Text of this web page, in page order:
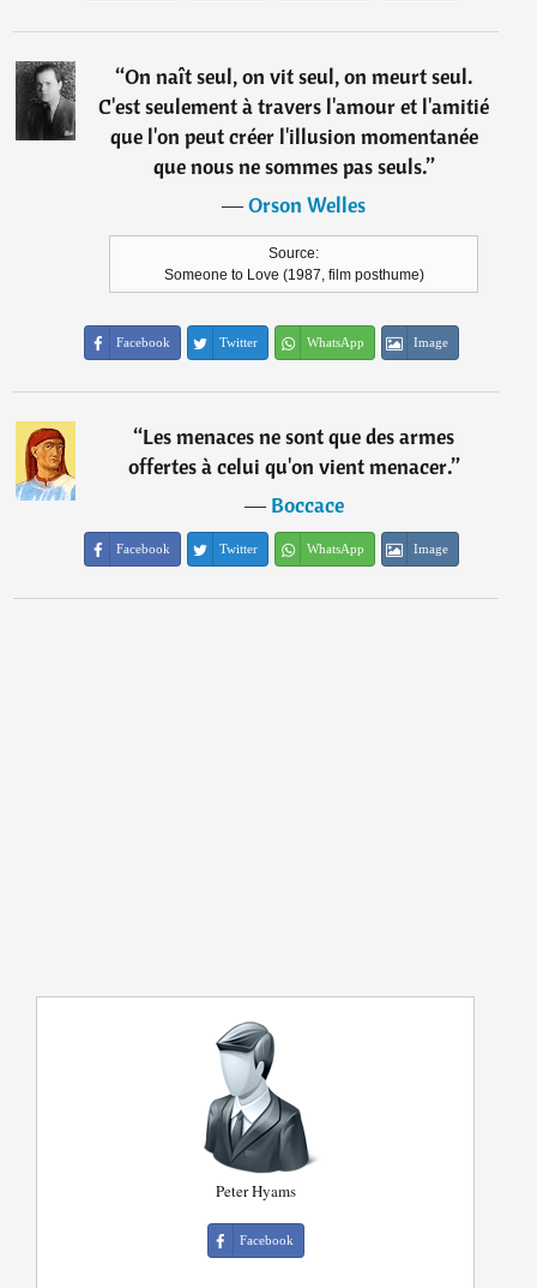
“On naît seul, on vit seul, on meurt seul.
C'est seulement à travers l'amour et l'amitié
que l'on peut créer l'illusion momentanée
que nous ne sommes pas seuls.”
―Orson Welles
Source:
Someone to Love (1987, film posthume)
Facebook Twitter WhatsApp Image
“Les menaces ne sont que des armes
offertes à celui qu'on vient menacer.”
―Boccace
Facebook Twitter WhatsApp Image
Peter Hyams
Facebook